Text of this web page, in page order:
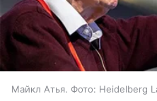
Майкл Атья. Фото: Heidelberg